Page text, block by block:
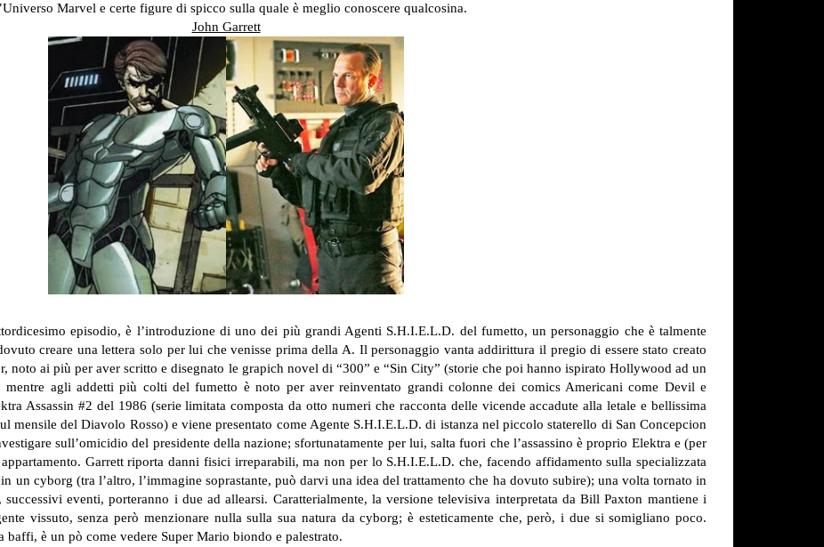
Marvel e certe figure di spicco sulla quale è meglio conoscere qualcosina.
John Garrett
episodio, è l’introduzione di uno dei più grandi Agenti S.H.I.E.L.D. del fumetto, un personaggio che è talmente
creare una lettera solo per lui che venisse prima della A. Il personaggio vanta addirittura il pregio di essere stato creato
noto ai più per aver scritto e disegnato le grapich novel di “300” e “Sin City” (storie che poi hanno ispirato Hollywood ad un
mentre agli addetti più colti del fumetto è noto per aver reinventato grandi colonne dei comics Americani come Devil e
Assassin #2 del 1986 (serie limitata composta da otto numeri che racconta delle vicende accadute alla letale e bellissima
mensile del Diavolo Rosso) e viene presentato come Agente S.H.I.E.L.D. di istanza nel piccolo staterello di San Concepcion
sull’omicidio del presidente della nazione; sfortunatamente per lui, salta fuori che l’assassino è proprio Elektra e (per
Garrett riporta danni fisici irreparabili, ma non per lo S.H.I.E.L.D. che, facendo affidamento sulla specializzata
un cyborg (tra l’altro, l’immagine soprastante, può darvi una idea del trattamento che ha dovuto subire); una volta tornato in
eventi, porteranno i due ad allearsi. Caratterialmente, la versione televisiva interpretata da Bill Paxton mantiene i
vissuto, senza però menzionare nulla sulla sua natura da cyborg; è esteticamente che, però, i due si somigliano poco.
baffi, è un pò come vedere Super Mario biondo e palestrato.